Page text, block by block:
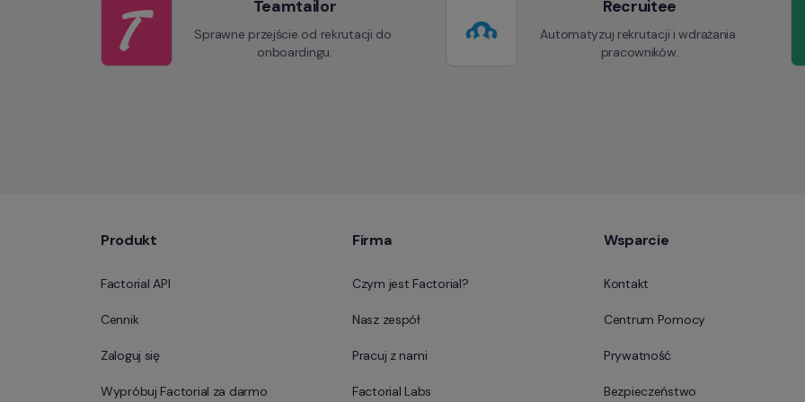
Teamtailor
Sprawne przejście od rekrutacji do
onboardingu.
Recruitee
Automatyzuj rekrutacji i wdrażania
pracowników.
Produkt
Factorial API
Cennik
Zaloguj się
Wypróbuj Factorial za darmo
Firma
Czym jest Factorial?
Nasz zespół
Pracuj z nami
Factorial Labs
Wsparcie
Kontakt
Centrum Pomocy
Prywatność
Bezpieczeństwo